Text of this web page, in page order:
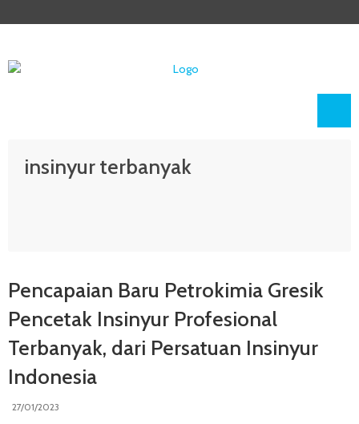
insinyur terbanyak
Pencapaian Baru Petrokimia Gresik
Pencetak Insinyur Profesional
Terbanyak, dari Persatuan Insinyur
Indonesia
27/01/2023